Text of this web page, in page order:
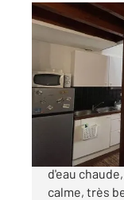
DAX 40
31,89 m2, 2
Ref : 25133
102
DAX proche
d'eau
calme, très